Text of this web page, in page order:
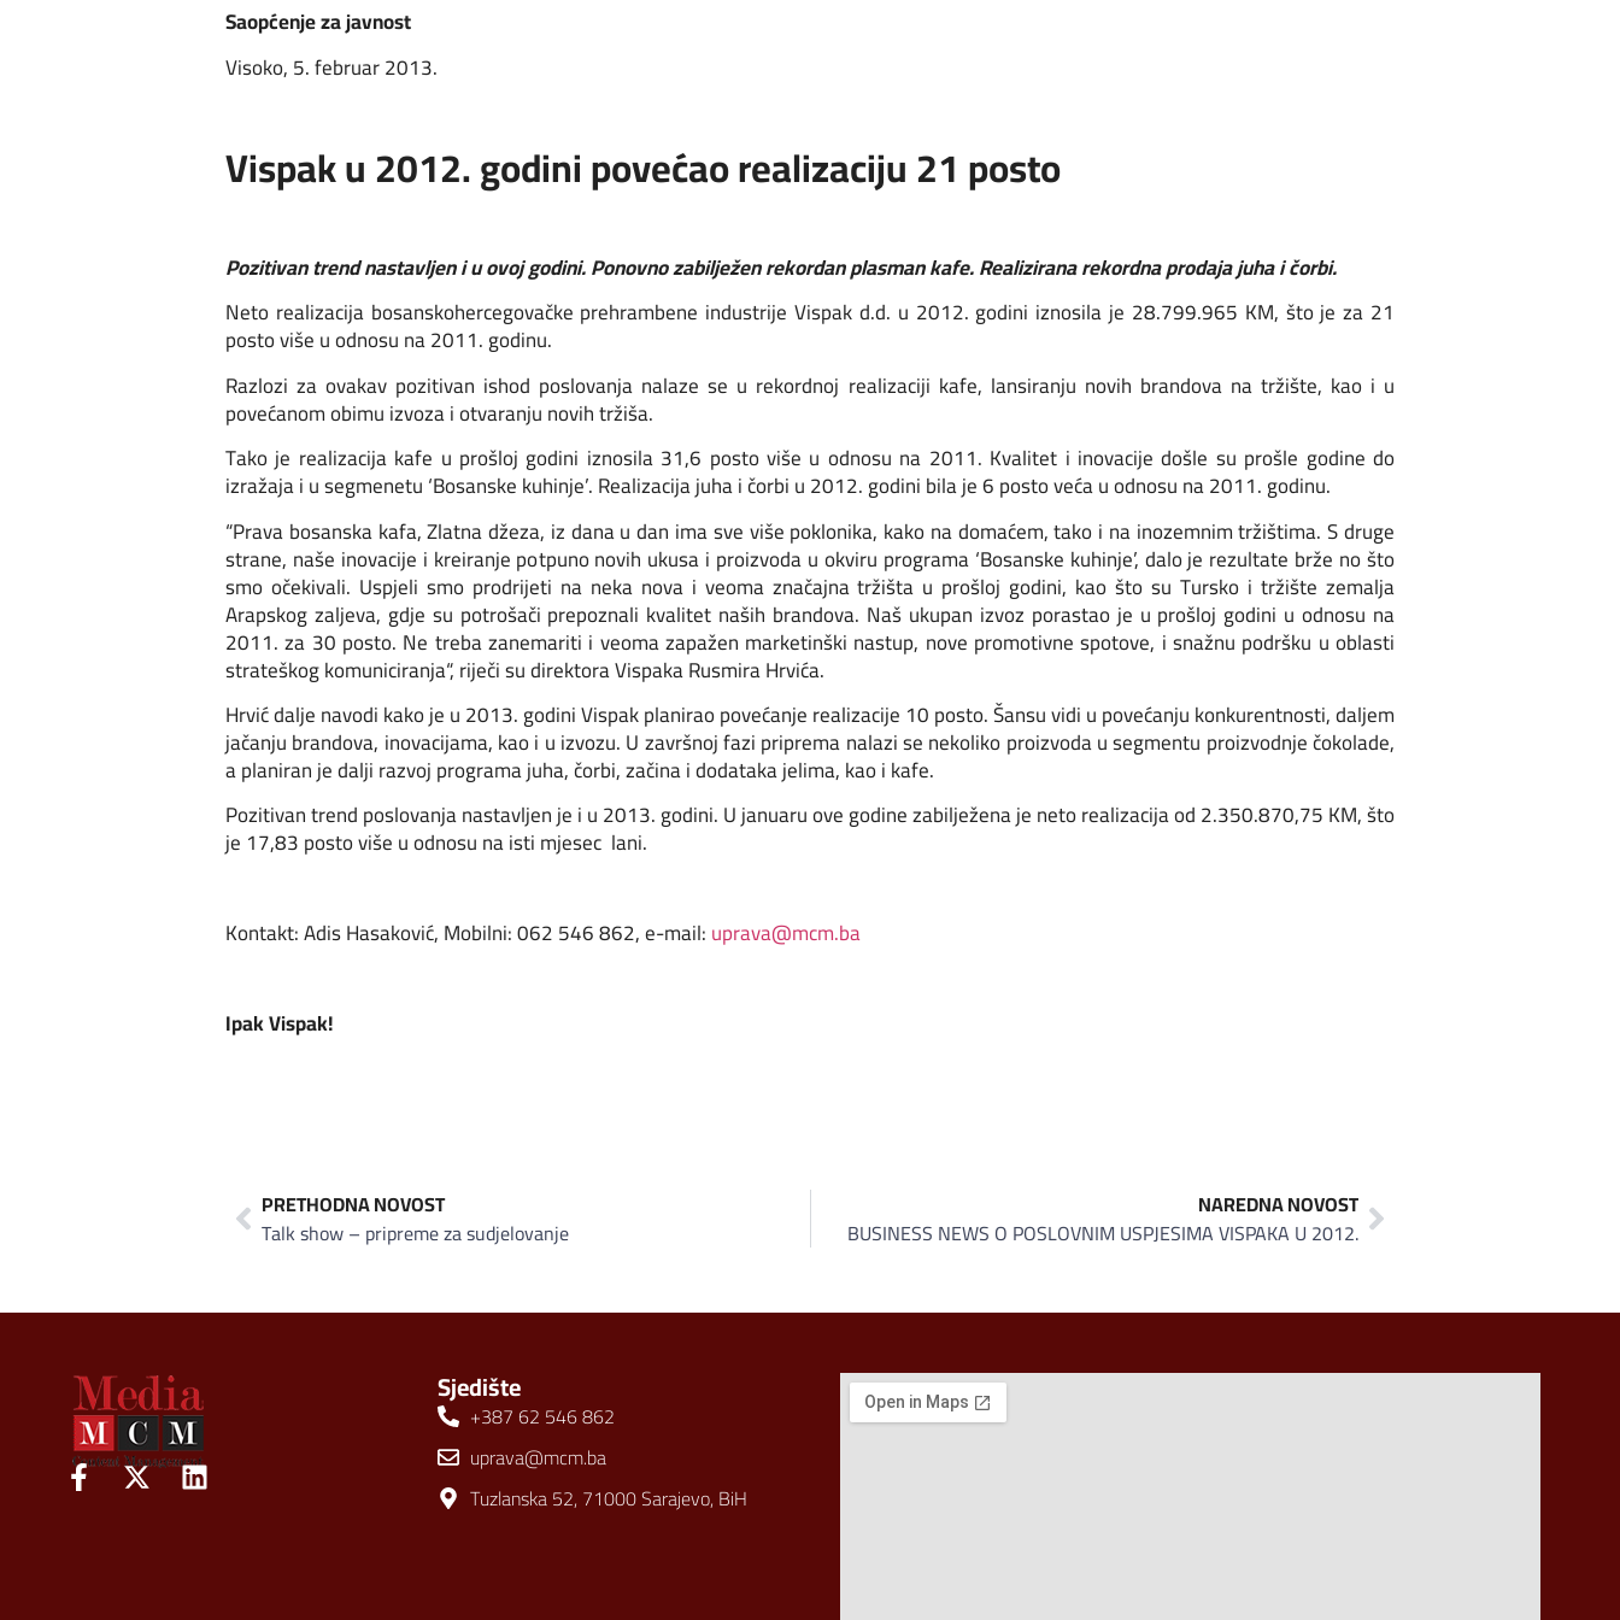
Saopćenje za javnost
Visoko, 5. februar 2013.
Vispak u 2012. godini povećao realizaciju 21 posto
Pozitivan trend nastavljen i u ovoj godini. Ponovno zabilježen rekordan plasman kafe. Realizirana rekordna prodaja juha i čorbi.
Neto realizacija bosanskohercegovačke prehrambene industrije Vispak d.d. u 2012. godini iznosila je 28.799.965 KM, što je za 21
posto više u odnosu na 2011. godinu.
Razlozi za ovakav pozitivan ishod poslovanja nalaze se u rekordnoj realizaciji kafe, lansiranju novih brandova na tržište, kao i u
povećanom obimu izvoza i otvaranju novih tržiša.
Tako je realizacija kafe u prošloj godini iznosila 31,6 posto više u odnosu na 2011. Kvalitet i inovacije došle su prošle godine do
izražaja i u segmenetu ‘Bosanske kuhinje’. Realizacija juha i čorbi u 2012. godini bila je 6 posto veća u odnosu na 2011. godinu.
“Prava bosanska kafa, Zlatna džeza, iz dana u dan ima sve više poklonika, kako na domaćem, tako i na inozemnim tržištima. S druge
strane, naše inovacije i kreiranje potpuno novih ukusa i proizvoda u okviru programa ‘Bosanske kuhinje’, dalo je rezultate brže no što
smo očekivali. Uspjeli smo prodrijeti na neka nova i veoma značajna tržišta u prošloj godini, kao što su Tursko i tržište zemalja
Arapskog zaljeva, gdje su potrošači prepoznali kvalitet naših brandova. Naš ukupan izvoz porastao je u prošloj godini u odnosu na
2011. za 30 posto. Ne treba zanemariti i veoma zapažen marketinški nastup, nove promotivne spotove, i snažnu podršku u oblasti
strateškog komuniciranja“, riječi su direktora Vispaka Rusmira Hrvića.
Hrvić dalje navodi kako je u 2013. godini Vispak planirao povećanje realizacije 10 posto. Šansu vidi u povećanju konkurentnosti, daljem
jačanju brandova, inovacijama, kao i u izvozu. U završnoj fazi priprema nalazi se nekoliko proizvoda u segmentu proizvodnje čokolade,
a planiran je dalji razvoj programa juha, čorbi, začina i dodataka jelima, kao i kafe.
Pozitivan trend poslovanja nastavljen je i u 2013. godini. U januaru ove godine zabilježena je neto realizacija od 2.350.870,75 KM, što
je 17,83 posto više u odnosu na isti mjesec lani.
Kontakt: Adis Hasaković, Mobilni: 062 546 862, e-mail:uprava@mcm.ba
Ipak Vispak!
PRETHODNA NOVOST
Talk show – pripreme za sudjelovanje
NAREDNA NOVOST
BUSINESS NEWS O POSLOVNIM USPJESIMA VISPAKA U 2012.
Sjedište
+387 62 546 862
uprava@mcm.ba
Tuzlanska 52, 71000 Sarajevo, BiH